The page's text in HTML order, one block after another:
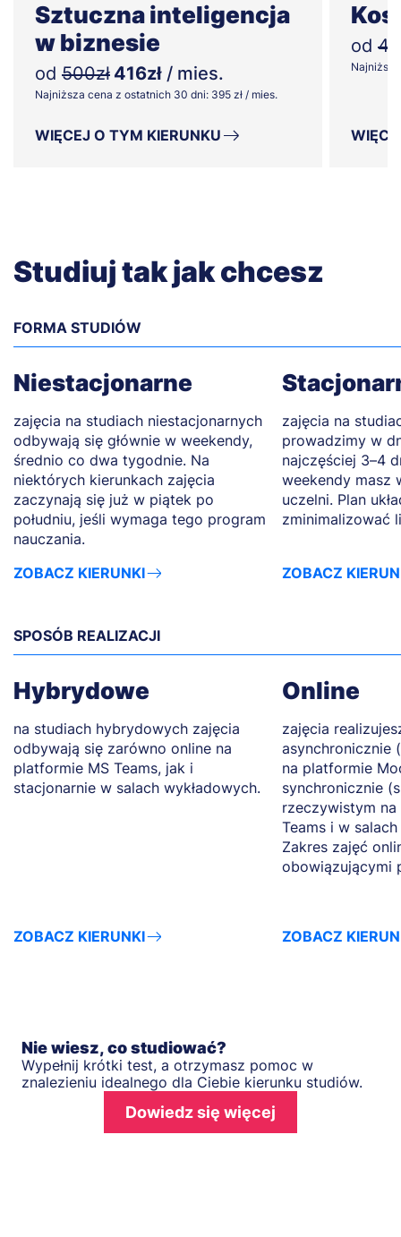
Sztuczna inteligencja
w biznesie
od 500zł 416zł / mies.
Najniższa cena z ostatnich 30 dni: 395 zł / mies.
WIĘCEJ O TYM KIERUNKU
od
Studiuj tak jak chcesz
FORMA STUDIÓW
Niestacjonarne
zajęcia na studiach niestacjonarnych
odbywają się głównie w weekendy,
średnio co dwa tygodnie. Na
niektórych kierunkach zajęcia
zaczynają się już w piątek po
południu, jeśli wymaga tego program
nauczania.
ZOBACZ KIERUNKI
zajęcia na
prowadzimy w
najczęściej 3–4
weekendy masz
uczelni. Plan
zminimalizować
ZOBACZ
SPOSÓB REALIZACJI
Hybrydowe
na studiach hybrydowych zajęcia
odbywają się zarówno online na
platformie MS Teams, jak i
stacjonarnie w salach wykładowych.
ZOBACZ KIERUNKI
Online
zajęcia
asynchronicznie
na platformie
synchronicznie
rzeczywistym
Teams i w
Zakres zajęć
obowiązującymi
ZOBACZ
Nie wiesz, co studiować?
Wypełnij krótki test, a otrzymasz pomoc w
znalezieniu idealnego dla Ciebie kierunku studiów.
Dowiedz się więcej